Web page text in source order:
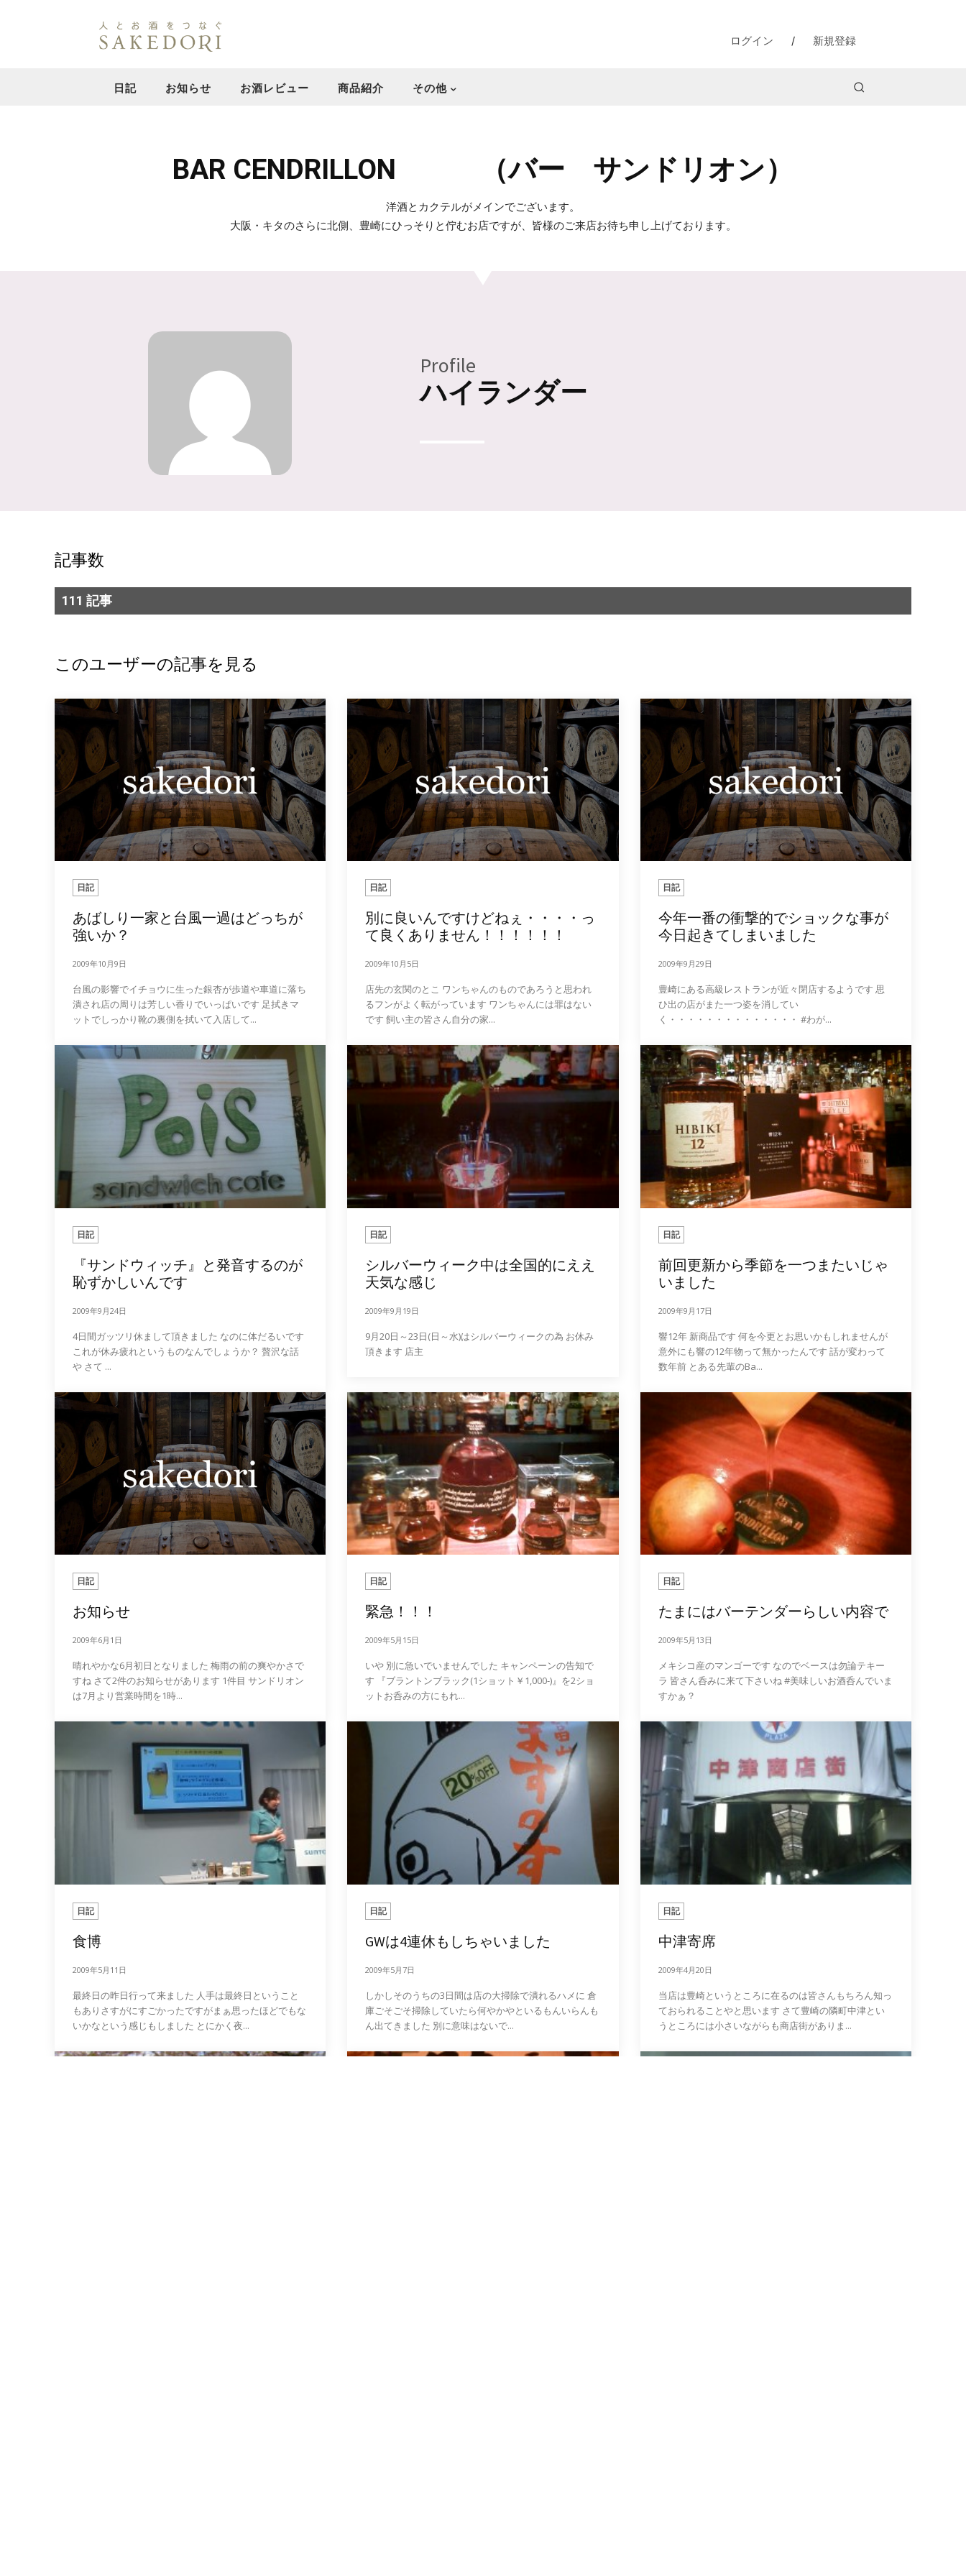
ログイン / 新規登録
日記 お知らせ お酒レビュー 商品紹介 その他
BAR CENDRILLON （バー サンドリオン）
洋酒とカクテルがメインでございます。
大阪・キタのさらに北側、豊崎にひっそりと佇むお店ですが、皆様のご来店お待ち申し上げております。
Profile
ハイランダー
記事数
111 記事
このユーザーの記事を見る
日記
あばしり一家と台風一過はどっちが
強いか？
2009年10月9日
台風の影響でイチョウに生った銀杏が歩道や車道に落ち
潰され店の周りは芳しい香りでいっぱいです 足拭きマ
ットでしっかり靴の裏側を拭いて入店して...
日記
別に良いんですけどねぇ・・・・っ
て良くありません！！！！！！
2009年10月5日
店先の玄関のとこ ワンちゃんのものであろうと思われ
るフンがよく転がっています ワンちゃんには罪はない
です 飼い主の皆さん自分の家...
日記
今年一番の衝撃的でショックな事が
今日起きてしまいました
2009年9月29日
豊崎にある高級レストランが近々閉店するようです 思
ひ出の店がまた一つ姿を消してい
く・・・・・・・・・・・・・・ #わが...
日記
『サンドウィッチ』と発音するのが
恥ずかしいんです
2009年9月24日
4日間ガッツリ休まして頂きました なのに体だるいです
これが休み疲れというものなんでしょうか？ 贅沢な話
や さて ...
日記
シルバーウィーク中は全国的にええ
天気な感じ
2009年9月19日
9月20日～23日(日～水)はシルバーウィークの為 お休み
頂きます 店主
日記
前回更新から季節を一つまたいじゃ
いました
2009年9月17日
響12年 新商品です 何を今更とお思いかもしれませんが
意外にも響の12年物って無かったんです 話が変わって
数年前 とある先輩のBa...
日記
お知らせ
2009年6月1日
晴れやかな6月初日となりました 梅雨の前の爽やかさで
すね さて2件のお知らせがあります 1件目 サンドリオン
は7月より営業時間を1時...
日記
緊急！！！
2009年5月15日
いや 別に急いでいませんでした キャンペーンの告知で
す 『ブラントンブラック(1ショット￥1,000-)』を2ショ
ットお呑みの方にもれ...
日記
たまにはバーテンダーらしい内容で
2009年5月13日
メキシコ産のマンゴーです なのでベースは勿論テキー
ラ 皆さん呑みに来て下さいね #美味しいお酒呑んでいま
すかぁ？
日記
食博
2009年5月11日
最終日の昨日行って来ました 人手は最終日ということ
もありさすがにすごかったですがまぁ思ったほどでもな
いかなという感じもしました とにかく夜...
日記
GWは4連休もしちゃいました
2009年5月7日
しかしそのうちの3日間は店の大掃除で潰れるハメに 倉
庫ごそごそ掃除していたら何やかやといるもんいらんも
ん出てきました 別に意味はないで...
日記
中津寄席
2009年4月20日
当店は豊崎というところに在るのは皆さんもちろん知っ
ておられることやと思います さて豊崎の隣町中津とい
うところには小さいながらも商店街がありま...